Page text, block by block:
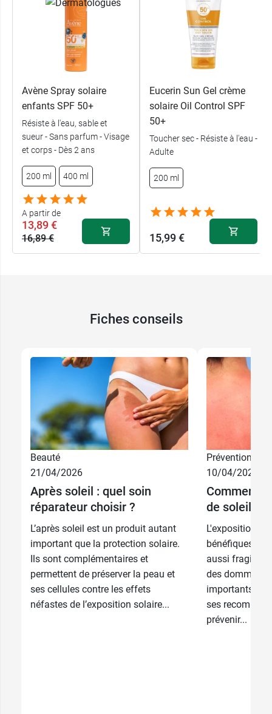
pour bébés et enfants
Conditionnement :
Avène Spray solaire
enfants SPF 50+
Résiste à l'eau, sable et
sueur - Sans parfum - Visage
et corps - Dès 2 ans
200 ml 400 ml
A partir de
13,89 €
16,89 €
200 ml 13,89 €
16,89 €
400 ml 21,99 €
Eucerin Sun Gel crème
solaire Oil Control SPF
50+
Toucher sec - Résiste à l'eau -
Adulte
200 ml
15,99 €
Fiches conseils
Beauté
21/04/2026
Après soleil : quel soin
réparateur choisir ?
L’après soleil est un produit autant
important que la protection solaire.
Ils sont complémentaires et
permettent de préserver la peau et
ses cellules contre les effets
néfastes de l’exposition solaire...
Prévention
10/04/2026
Comment
de soleil ?
L'exposition
bénéfiques
aussi fragiliser
des
importants.
ses
prévenir...